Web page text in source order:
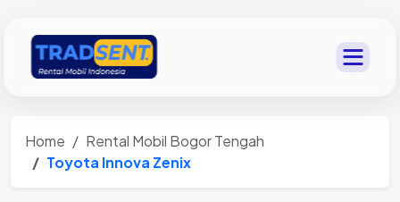
Home
Rental Mobil Bogor Tengah
Toyota Innova Zenix